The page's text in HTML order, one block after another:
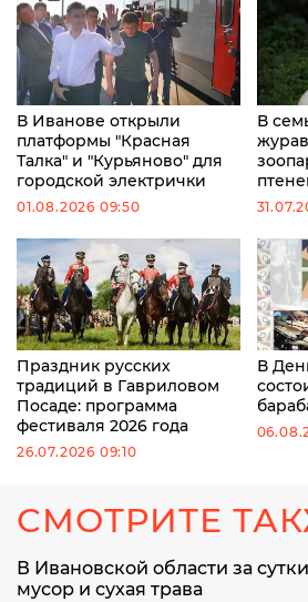
В Иванове открыли
платформы "Красная
Талка" и "Курьяново" для
городской электрички
01.08.2026 09:50
В
Праздник русских
традиций в Гавриловом
Посаде: программа
фестиваля 2026 года
26.07.2026 09:10
В
СМОТРИТЕ
В Ивановской области за
мусор и сухая трава